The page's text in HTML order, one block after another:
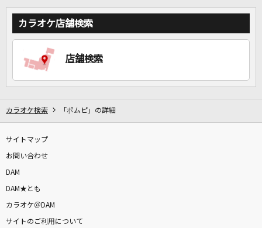
自宅でカラオケ歌い放題！
カラオケ店舗検索
店舗検索
カラオケ検索 「ポムピ」の詳細
サイトマップ
お問い合わせ
DAM
DAM★とも
カラオケ＠DAM
サイトのご利用について